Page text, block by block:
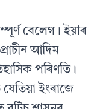
বেলেগ। ইয়াৰ
আদিম
পৰিণতি।
যেতিয়া ইংৰাজে